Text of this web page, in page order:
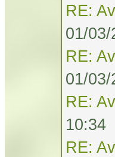
RE:
01/
RE:
01/
RE:
10:34
RE: